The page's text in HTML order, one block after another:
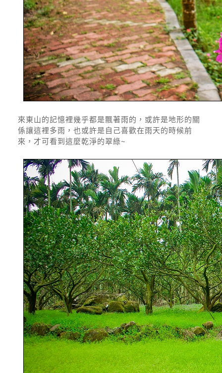
來東山的記憶裡幾乎都是飄著雨的，或許是地形的關
係讓這裡多雨，也或許是自己喜歡在雨天的時候前
來，才可看到這麼乾淨的翠綠~